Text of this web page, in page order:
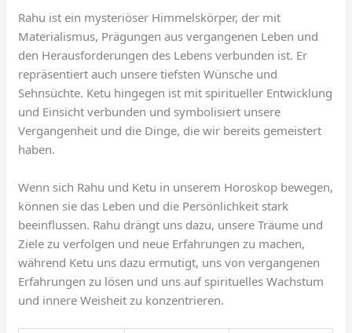
Rahu ist ein mysteriöser Himmelskörper, der mit
Materialismus, Prägungen aus vergangenen Leben und
den Herausforderungen des Lebens verbunden ist. Er
repräsentiert auch unsere tiefsten Wünsche und
Sehnsüchte. Ketu hingegen ist mit spiritueller Entwicklung
und Einsicht verbunden und symbolisiert unsere
Vergangenheit und die Dinge, die wir bereits gemeistert
haben.
Wenn sich Rahu und Ketu in unserem Horoskop bewegen,
können sie das Leben und die Persönlichkeit stark
beeinflussen. Rahu drängt uns dazu, unsere Träume und
Ziele zu verfolgen und neue Erfahrungen zu machen,
während Ketu uns dazu ermutigt, uns von vergangenen
Erfahrungen zu lösen und uns auf spirituelles Wachstum
und innere Weisheit zu konzentrieren.